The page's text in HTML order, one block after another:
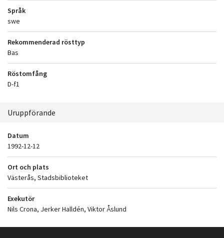
Språk
swe
Rekommenderad rösttyp
Bas
Röstomfång
D-f1
Uruppförande
Datum
1992-12-12
Ort och plats
Västerås, Stadsbiblioteket
Exekutör
Nils Crona, Jerker Halldén, Viktor Åslund